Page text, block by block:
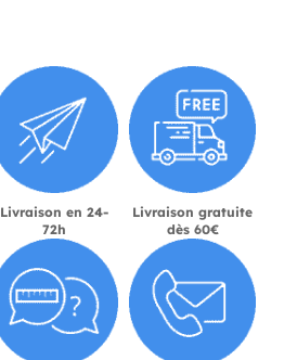
Livraison en 24-
72h
Livraison gratuite
dès 60€